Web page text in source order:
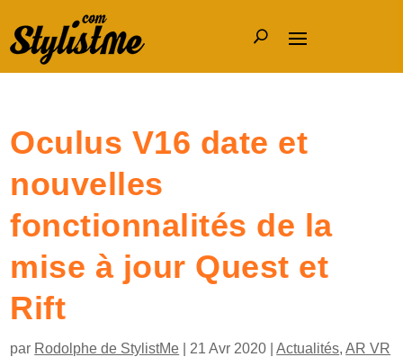
Oculus V16 date et
nouvelles
fonctionnalités de la
mise à jour Quest et
Rift
par Rodolphe de StylistMe 21 Avr 2020 |Actualités,AR VR